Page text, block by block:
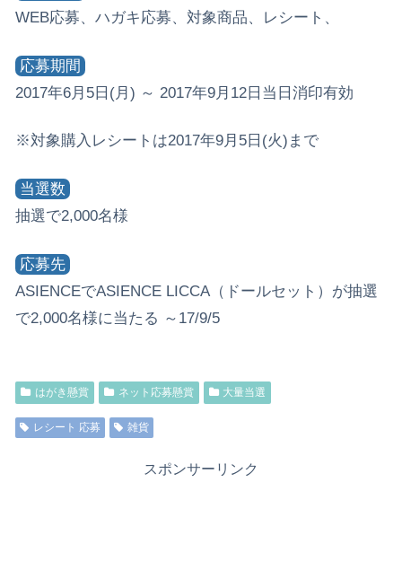
WEB応募、ハガキ応募、対象商品、レシート、
応募期間
2017年6月5日(月) ～ 2017年9月12日当日消印有効
※対象購入レシートは2017年9月5日(火)まで
当選数
抽選で2,000名様
応募先
ASIENCEでASIENCE LICCA（ドールセット）が抽選
で2,000名様に当たる ～17/9/5
はがき懸賞 ネット応募懸賞 大量当選
レシート 応募 雑貨
スポンサーリンク